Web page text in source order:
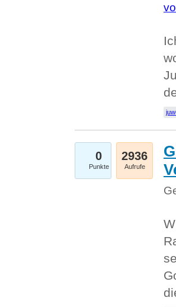
0
Punkte
2936
Aufrufe